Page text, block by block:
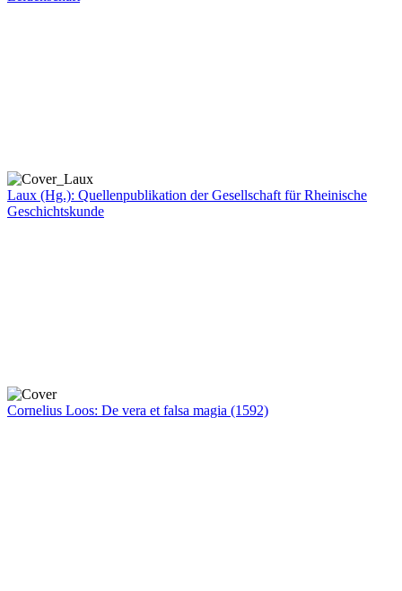
Laux (Hg.): Quellenpublikation der Gesellschaft für Rheinische
Geschichtskunde
Cornelius Loos: De vera et falsa magia (1592)